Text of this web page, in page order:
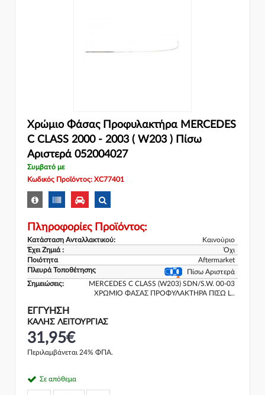
Χρώμιο Φάσας Προφυλακτήρα MERCEDES
C CLASS 2000 - 2003 ( W203 ) Πίσω
Αριστερά 052004027
Συμβατό με
Κωδικός Προϊόντος: XC77401
Πληροφορίες Προϊόντος:
Κατάσταση Ανταλλακτικού:
Καινούριο
Έχει Ζημιά :
Όχι
Ποιότητα
Aftermarket
Πλευρά Τοποθέτησης
Πίσω Αριστερά
Σημειώσεις:
MERCEDES C CLASS (W203) SDN/S.W. 00-03
ΧΡΩΜΙΟ ΦΑΣΑΣ ΠΡΟΦΥΛΑΚΤΗΡΑ ΠΙΣΩ L..
ΕΓΓΎΗΣΗ
ΚΑΛΗΣ ΛΕΙΤΟΥΡΓΙΑΣ
31,95€
Περιλαμβάνεται 24% ΦΠΑ.
Σε απόθεμα